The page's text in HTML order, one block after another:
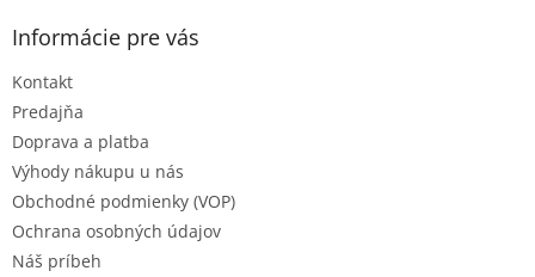
Informácie pre vás
Kontakt
Predajňa
Doprava a platba
Výhody nákupu u nás
Obchodné podmienky (VOP)
Ochrana osobných údajov
Náš príbeh